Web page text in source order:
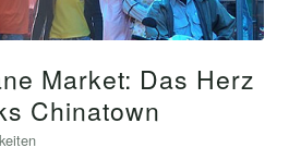
Market: Das Herz
Chinatown